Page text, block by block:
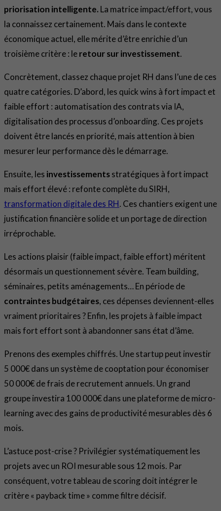
priorisation intelligente. La matrice impact/effort, vous
la connaissez certainement. Mais dans le contexte
économique actuel, elle mérite d’être enrichie d’un
troisième critère : leretour sur investissement.
Concrètement, classez chaque projet RH dans l’une de ces
quatre catégories. D’abord, les quick wins à fort impact et
faible effort : automatisation des contrats via IA,
digitalisation des processus d’onboarding. Ces projets
doivent être lancés en priorité, mais attention à bien
mesurer leur performance dès le démarrage.
Ensuite, les investissementsstratégiques à fort impact
mais effort élevé : refonte complète du SIRH,
transformation digitale des RH. Ces chantiers exigent une
justification financière solide et un portage de direction
irréprochable.
Les actions plaisir (faible impact, faible effort) méritent
désormais un questionnement sévère. Team building,
séminaires, petits aménagements… En période de
contraintes budgétaires, ces dépenses deviennent-elles
vraiment prioritaires ? Enfin, les projets à faible impact
mais fort effort sont à abandonner sans état d’âme.
Prenons des exemples chiffrés. Une startup peut investir
5 000€ dans un système de cooptation pour économiser
50 000€ de frais de recrutement annuels. Un grand
groupe investira 100 000€ dans une plateforme de micro-
learning avec des gains de productivité mesurables dès 6
mois.
L’astuce post-crise ? Privilégier systématiquement les
projets avec un ROI mesurable sous 12 mois. Par
conséquent, votre tableau de scoring doit intégrer le
critère « payback time » comme filtre décisif.